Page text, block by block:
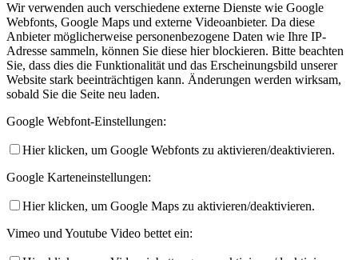
Wir verwenden auch verschiedene externe Dienste wie Google
Webfonts, Google Maps und externe Videoanbieter. Da diese
Anbieter möglicherweise personenbezogene Daten wie Ihre IP-
Adresse sammeln, können Sie diese hier blockieren. Bitte beachten
Sie, dass dies die Funktionalität und das Erscheinungsbild unserer
Website stark beeinträchtigen kann. Änderungen werden wirksam,
sobald Sie die Seite neu laden.
Google Webfont-Einstellungen:
Hier klicken, um Google Webfonts zu aktivieren/deaktivieren.
Google Karteneinstellungen:
Hier klicken, um Google Maps zu aktivieren/deaktivieren.
Vimeo und Youtube Video bettet ein: